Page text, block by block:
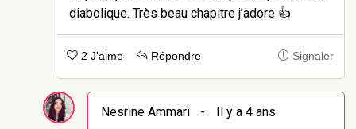
diabolique. Très beau chapitre j’adore 👍
2 J'aime Répondre Signaler
Nesrine Ammari -
Il y a 4 ans